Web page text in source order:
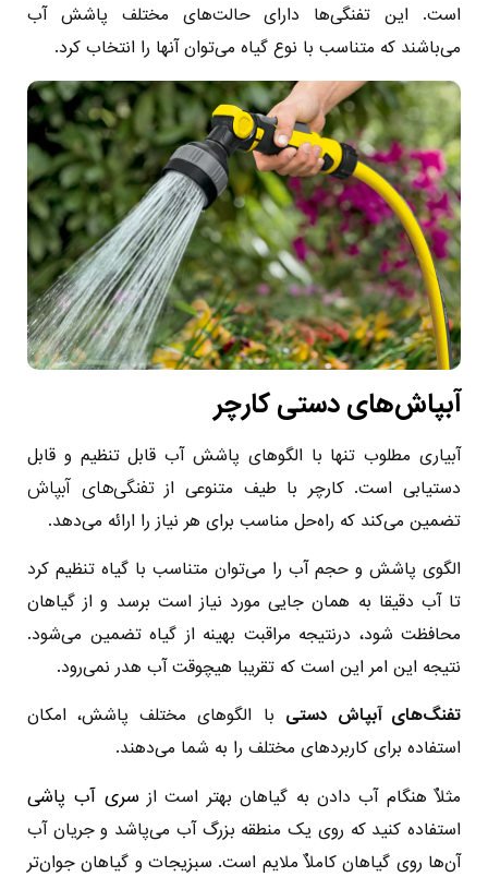
است. این تفنگی‌ها دارای حالت‌های مختلف پاشش آب
می‌باشند که متناسب با نوع گیاه می‌توان آنها را انتخاب کرد.
آبپاش‌های دستی کارچر
آبیاری مطلوب تنها با الگوهای پاشش آب قابل تنظیم و قابل
دستیابی است. کارچر با طیف متنوعی ازتفنگی‌های آبپاش
تضمین می‌کند که راه‌حل مناسب برای هر نیاز را ارائه می‌دهد.
الگوی پاشش و حجم آب را می‌توان متناسب با گیاه تنظیم کرد
تا آب دقیقا به همان جایی مورد نیاز است برسد و از گیاهان
محافظت شود، درنتیجه مراقبت بهینه از گیاه تضمین می‌شود.
نتیجه این امر این است که تقریبا هیچوقت آب هدر نمی‌رود.
تفنگ‌های آبپاش دستی با الگوهای مختلف پاشش، امکان
استفاده برای کاربردهای مختلف را به شما می‌دهند.
مثلاٌ هنگام آب دادن به گیاهان بهتر است از سری آب پاشی
استفاده کنید که روی یک منطقه بزرگ آب می‌پاشد و جریان آب
آن‌ها روی گیاهان کاملاٌ ملایم است. سبزیجات و گیاهان جوان‌تر